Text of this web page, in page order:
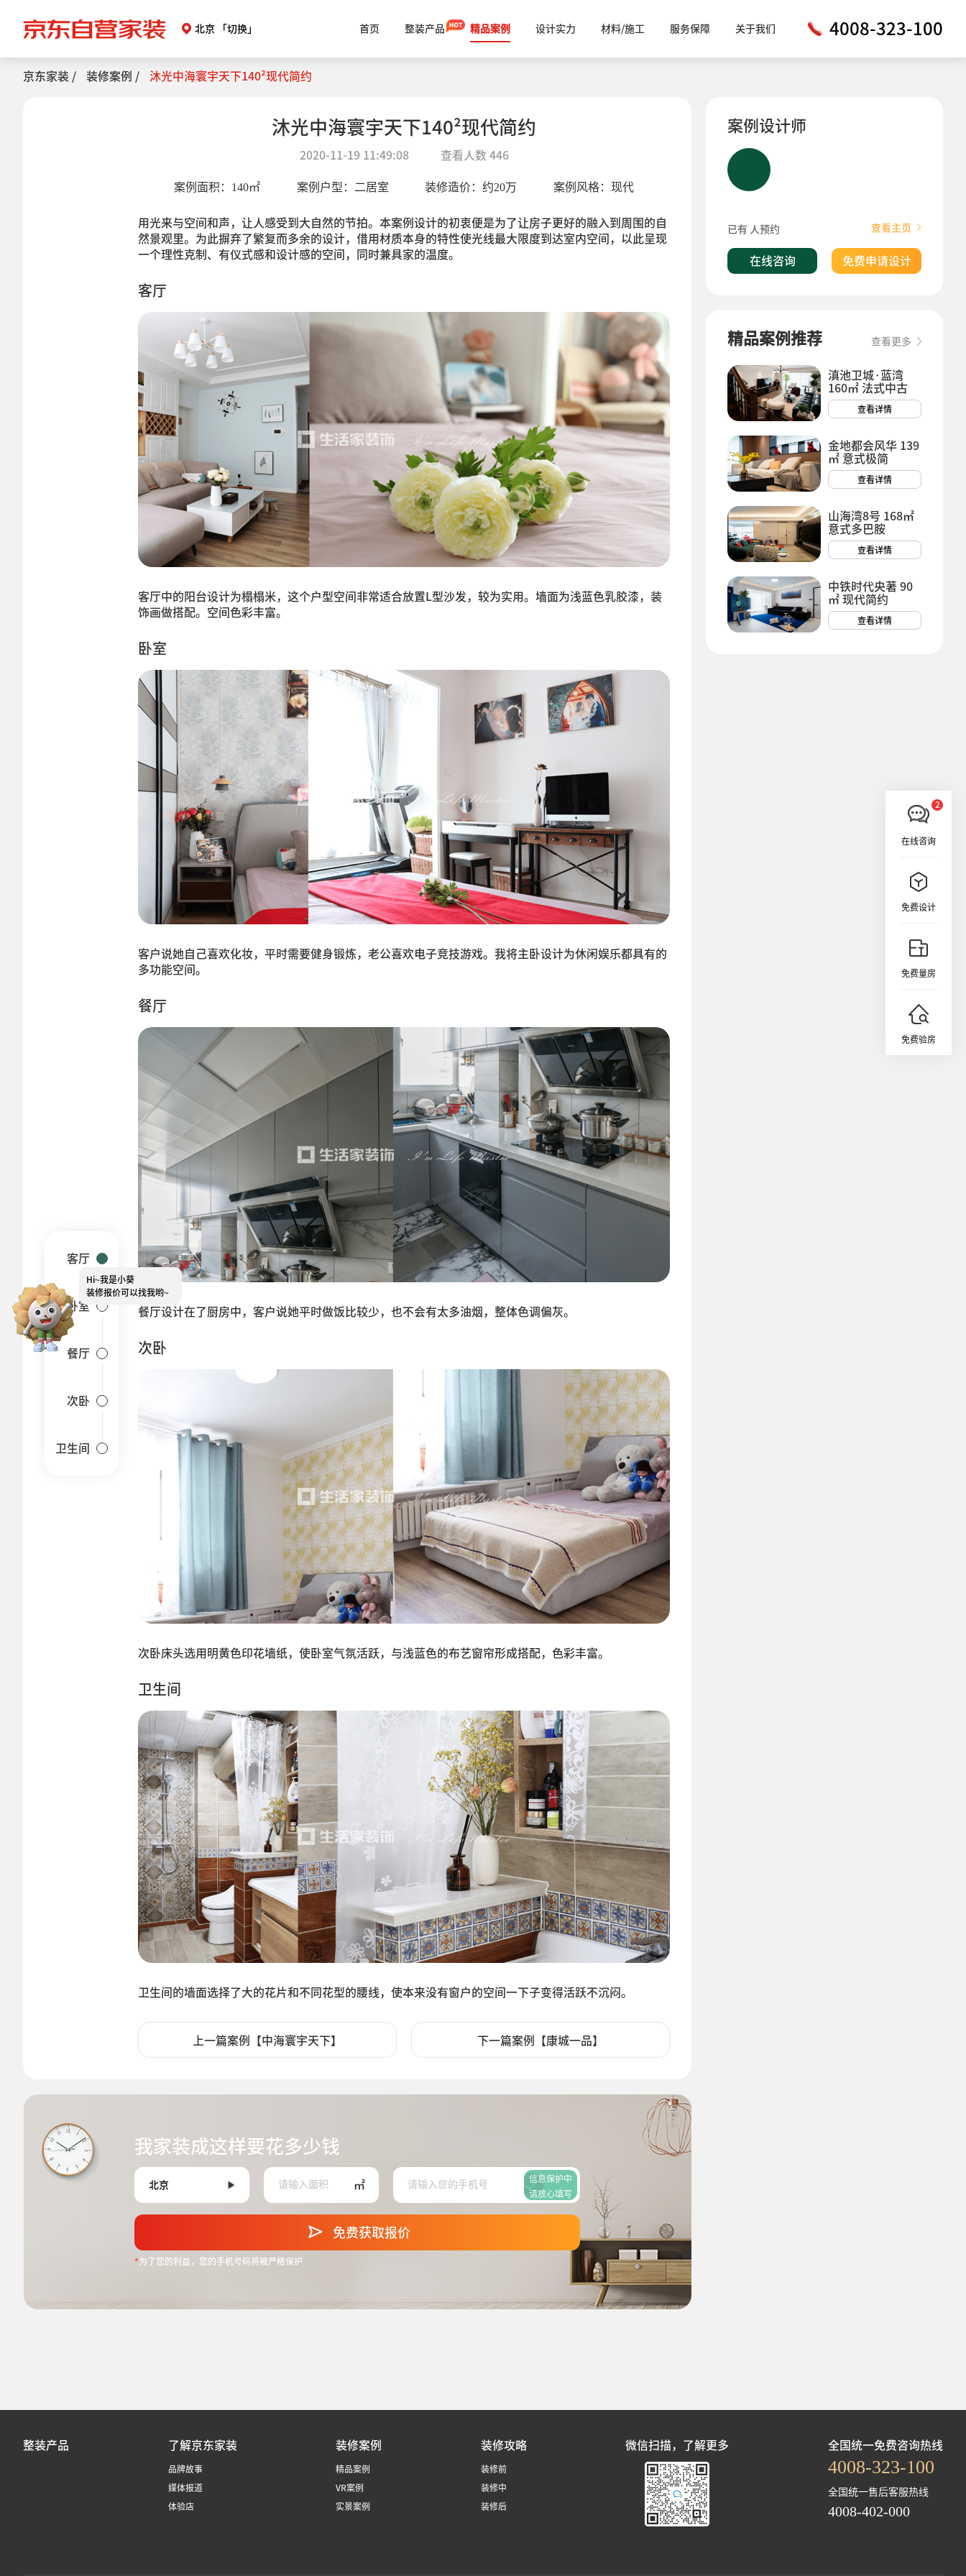
北京 「切换」 首页 整装产品 精品案例 设计实力 材料/施工 服务保障 关于我们 4008-323-100
在线咨询
免费设计
免费量房
免费验房
京东家装 / 装修案例 / 沐光中海寰宇天下140²现代简约
沐光中海寰宇天下140²现代简约
2020-11-19 11:49:08 查看人数 446
案例面积： 140㎡ 案例户型： 二居室 装修造价：约20万 案例风格： 现代
用光来与空间和声，让人感受到大自然的节拍。本案例设计的初衷便是为了让房子更好的融入到周围的自
然景观里。为此摒弃了繁复而多余的设计，借用材质本身的特性使光线最大限度到达室内空间，以此呈现
一个理性克制、有仪式感和设计感的空间，同时兼具家的温度。
客厅
客厅中的阳台设计为榻榻米，这个户型空间非常适合放置L型沙发，较为实用。墙面为浅蓝色乳胶漆，装
饰画做搭配。空间色彩丰富。
卧室
客户说她自己喜欢化妆，平时需要健身锻炼，老公喜欢电子竞技游戏。我将主卧设计为休闲娱乐都具有的
多功能空间。
餐厅
餐厅设计在了厨房中，客户说她平时做饭比较少，也不会有太多油烟，整体色调偏灰。
次卧
次卧床头选用明黄色印花墙纸，使卧室气氛活跃，与浅蓝色的布艺窗帘形成搭配，色彩丰富。
卫生间
卫生间的墙面选择了大的花片和不同花型的腰线，使本来没有窗户的空间一下子变得活跃不沉闷。
上一篇案例【中海寰宇天下】 下一篇案例【康城一品】
我家装成这样要花多少钱
㎡
信息保护中
请放心填写
免费获取报价
*为了您的利益，您的手机号码将被严格保护
客厅
卧室
餐厅
次卧
卫生间
案例设计师
已有 人预约 查看主页
在线咨询 免费申请设计
精品案例推荐 查看更多
滇池卫城·蓝湾
160㎡ 法式中古
查看详情
金地都会风华 139
㎡ 意式极简
查看详情
山海湾8号 168㎡
意式多巴胺
查看详情
中铁时代央著 90
㎡ 现代简约
查看详情
整装产品 了解京东家装
品牌故事
媒体报道
体验店
装修案例
精品案例
VR案例
实景案例
装修攻略
装修前
装修中
装修后
微信扫描，了解更多 全国统一免费咨询热线
4008-323-100
全国统一售后客服热线
4008-402-000
Hi~我是小葵
装修报价可以找我哟~